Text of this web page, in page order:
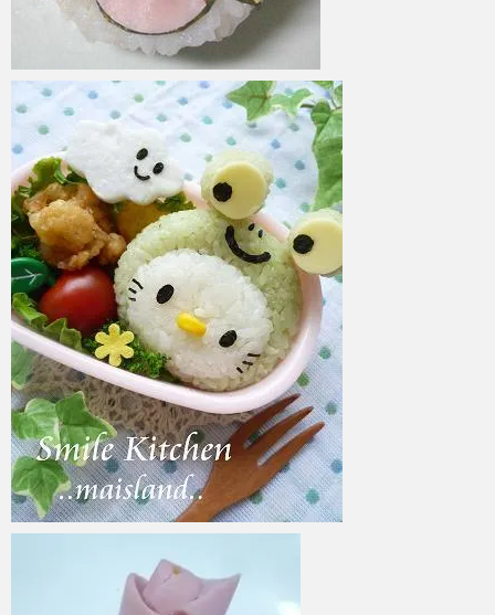
azuki 2017年6月10日
2017年6月8日